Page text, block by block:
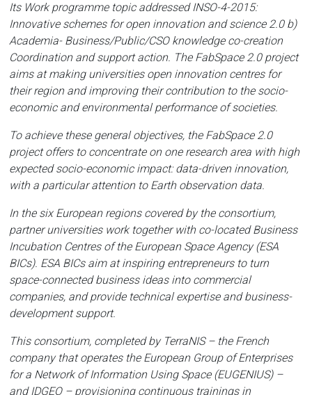
Its Work programme topic addressed INSO-4-2015:
Innovative schemes for open innovation and science 2.0 b)
Academia- Business/Public/CSO knowledge co-creation
Coordination and support action. The FabSpace 2.0 project
aims at making universities open innovation centres for
their region and improving their contribution to the socio-
economic and environmental performance of societies.
To achieve these general objectives, the FabSpace 2.0
project offers to concentrate on one research area with high
expected socio-economic impact: data-driven innovation,
with a particular attention to Earth observation data.
In the six European regions covered by the consortium,
partner universities work together with co-located Business
Incubation Centres of the European Space Agency (ESA
BICs). ESA BICs aim at inspiring entrepreneurs to turn
space-connected business ideas into commercial
companies, and provide technical expertise and business-
development support.
This consortium, completed by TerraNIS – the French
company that operates the European Group of Enterprises
for a Network of Information Using Space (EUGENIUS) –
and IDGEO – provisioning continuous trainings in